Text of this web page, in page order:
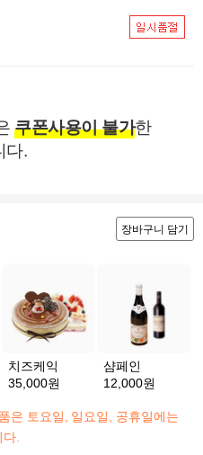
쿠폰사용이 불가한
다.
장바구니 담기
치즈케익
35,000원
샴페인
12,000원
은 토요일, 일요일, 공휴일에는
.